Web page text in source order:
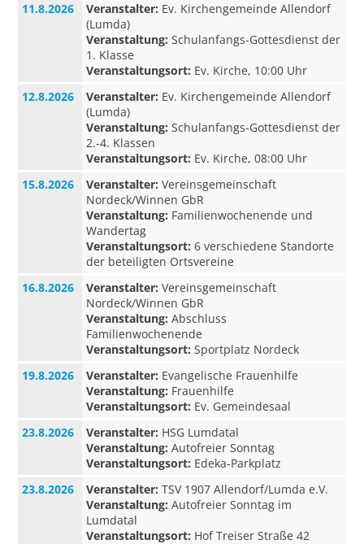
11.8.2026
Veranstalter: Ev. Kirchengemeinde Allendorf
(Lumda)
Veranstaltung: Schulanfangs-Gottesdienst der
1. Klasse
Veranstaltungsort: Ev. Kirche, 10:00 Uhr
12.8.2026
Veranstalter: Ev. Kirchengemeinde Allendorf
(Lumda)
Veranstaltung: Schulanfangs-Gottesdienst der
2.-4. Klassen
Veranstaltungsort: Ev. Kirche, 08:00 Uhr
15.8.2026
Veranstalter: Vereinsgemeinschaft
Nordeck/Winnen GbR
Veranstaltung: Familienwochenende und
Wandertag
Veranstaltungsort: 6 verschiedene Standorte
der beteiligten Ortsvereine
16.8.2026
Veranstalter: Vereinsgemeinschaft
Nordeck/Winnen GbR
Veranstaltung: Abschluss
Familienwochenende
Veranstaltungsort: Sportplatz Nordeck
19.8.2026
Veranstalter: Evangelische Frauenhilfe
Veranstaltung: Frauenhilfe
Veranstaltungsort: Ev. Gemeindesaal
23.8.2026
Veranstalter: HSG Lumdatal
Veranstaltung: Autofreier Sonntag
Veranstaltungsort: Edeka-Parkplatz
23.8.2026
Veranstalter: TSV 1907 Allendorf/Lumda e.V.
Veranstaltung: Autofreier Sonntag im
Lumdatal
Veranstaltungsort: Hof Treiser Straße 42